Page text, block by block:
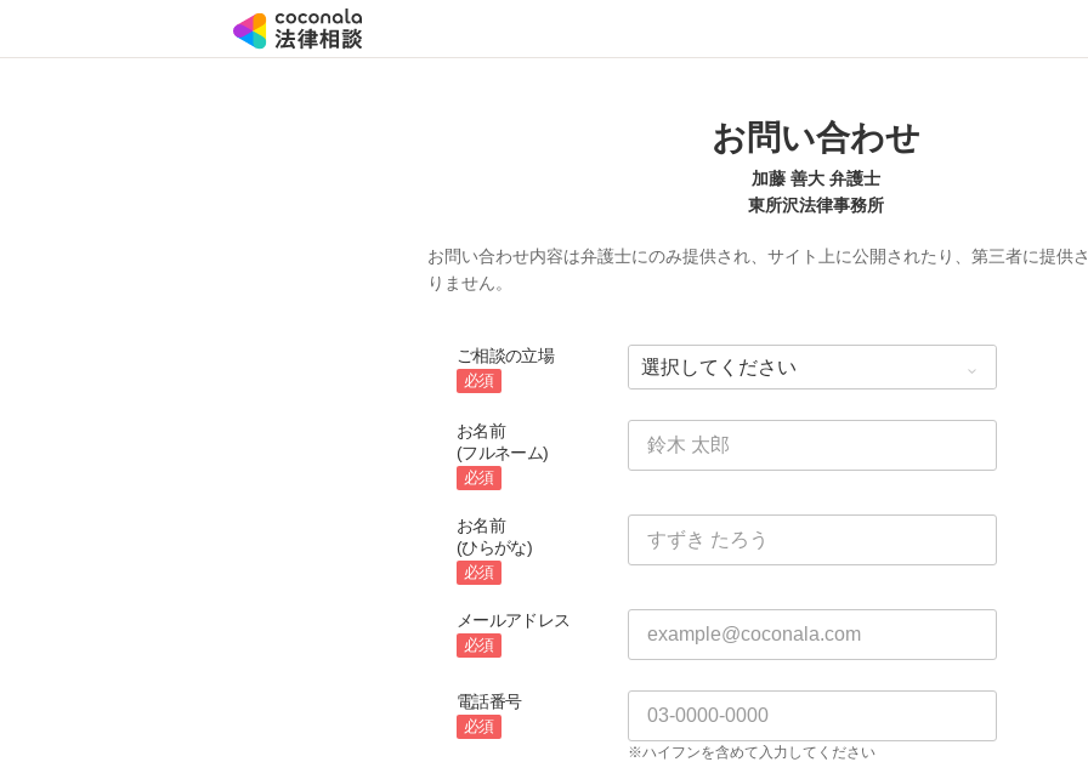
お問い合わせ
加藤 善大 弁護士
東所沢法律事務所
お問い合わせ内容は弁護士にのみ提供され、サイト上に公開されたり、第三者に提供
りません。
ご相談の立場
必須
お名前
(フルネーム)
必須
お名前
(ひらがな)
必須
メールアドレス
必須
電話番号
必須
※ハイフンを含めて入力してください